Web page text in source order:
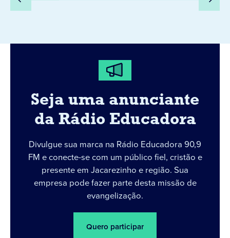
Seja uma anunciante
da Rádio Educadora
Divulgue sua marca na Rádio Educadora 90,9
FM e conecte-se com um público fiel, cristão e
presente em Jacarezinho e região. Sua
empresa pode fazer parte desta missão de
evangelização.
Quero participar